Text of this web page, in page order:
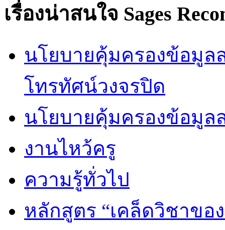
เรื่องน่าสนใจ Sages
นโยบายคุ้มครองข้อมูล
โทรทัศน์วงจรปิด
นโยบายคุ้มครองข้อมูล
งานไหว้ครู
ความรู้ทั่วไป
หลักสูตร “เคล็ดวิชาขอ